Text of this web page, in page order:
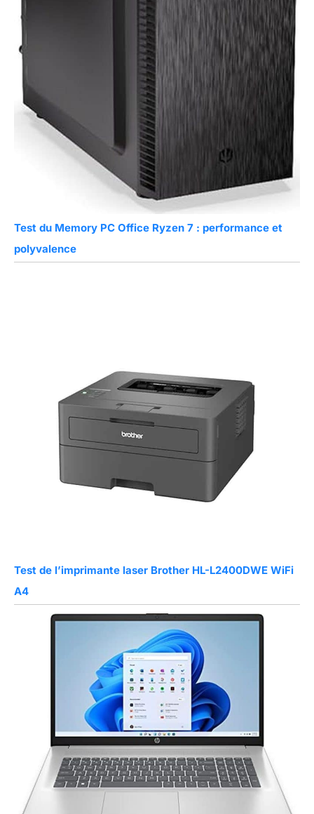
Test du Memory PC Office Ryzen 7 : performance et
polyvalence
Test de l’imprimante laser Brother HL-L2400DWE WiFi
A4